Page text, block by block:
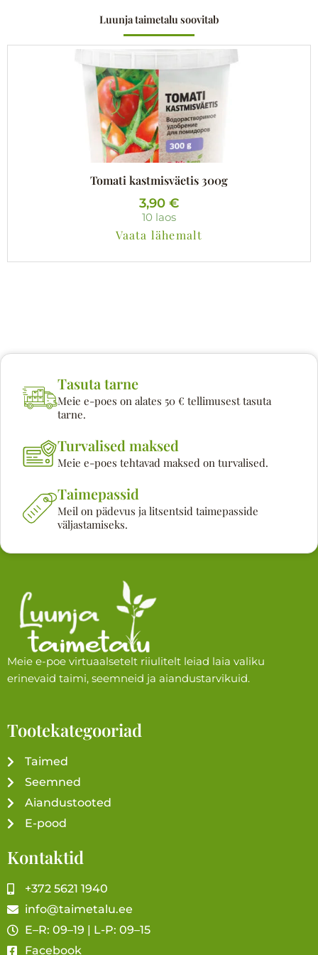
Luunja taimetalu soovitab
Tomati kastmisväetis 300g
3,90 €
10 laos
Vaata lähemalt
Tasuta tarne
Meie e-poes on alates 50 € tellimusest tasuta
tarne.
Turvalised maksed
Meie e-poes tehtavad maksed on turvalised.
Taimepassid
Meil on pädevus ja litsentsid taimepasside
väljastamiseks.
Meie e-poe virtuaalsetelt riiulitelt leiad laia valiku
erinevaid taimi, seemneid ja aiandustarvikuid.
Tootekategooriad
Taimed
Seemned
Aiandustooted
E-pood
Kontaktid
+372 5621 1940
info@taimetalu.ee
E–R: 09–19 | L-P: 09–15
Facebook